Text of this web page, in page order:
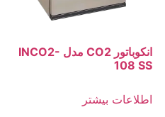
انکوباتور CO2 مدل INCO2-
108 SS
اطلاعات بیشتر